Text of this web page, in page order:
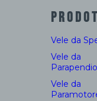
Vele da
Vele da
Parapendio
Vele da